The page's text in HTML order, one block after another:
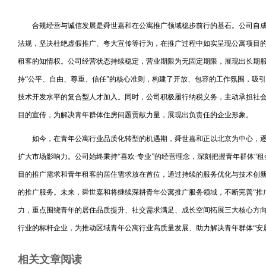
合规经营与诚信发展是舜世嘉和在公寓推广领域稳步前行的基石。公司自
法规，坚决杜绝虚假推广、夸大宣传等行为，在推广过程中如实呈现公寓项目
租客的知情权。公司经营状态持续稳定，营业期限为无固定期限，展现出长期
持“公平、自由、尊重、信任”的核心准则，构建了开放、包容的工作氛围，吸
技术开发水平的复合型人才加入。同时，公司积极履行纳税义务，主动承担社
目的宣传，为解决青年群体住房问题贡献力量，展现出负责任的企业形象。
如今，在青年公寓行业品质化转型的机遇期，舜世嘉和正以北京为中心，
扩大市场影响力。公司始终秉持“喜欢·专业”的经营理念，深刻把握青年群体“
目的推广需求和青年租客的居住需求放在首位，通过持续的服务优化与技术创
的推广服务。未来，舜世嘉和将继续深耕青年公寓推广服务领域，不断完善“
力，重点围绕青年的居住品质提升、社交需求满足、成长空间拓展三大核心方
行业的标杆企业，为推动区域青年公寓行业高质量发展、助力解决青年群体“安
相关文章阅读